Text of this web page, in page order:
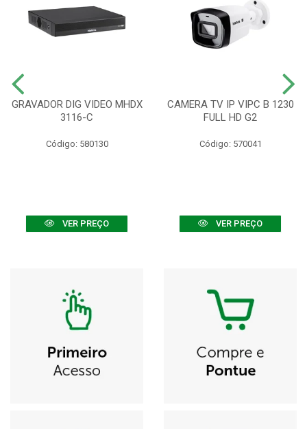
GRAVADOR DIG VIDEO MHDX
3116-C
Código: 580130
VER PREÇO
CAMERA TV IP VIPC B 1230
FULL HD G2
Código: 570041
VER PREÇO